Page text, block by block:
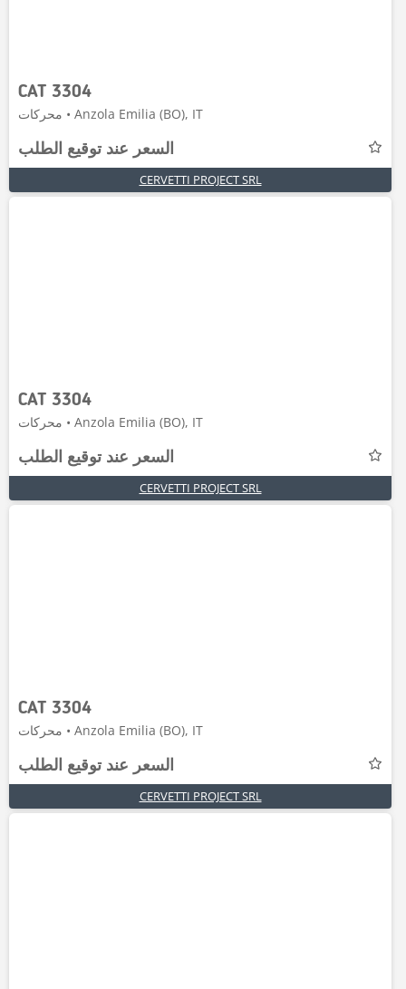
CAT 3304
محركات • Anzola Emilia (BO), IT
السعر عند توقيع الطلب
CERVETTI PROJECT SRL
CAT 3304
محركات • Anzola Emilia (BO), IT
السعر عند توقيع الطلب
CERVETTI PROJECT SRL
CAT 3304
محركات • Anzola Emilia (BO), IT
السعر عند توقيع الطلب
CERVETTI PROJECT SRL